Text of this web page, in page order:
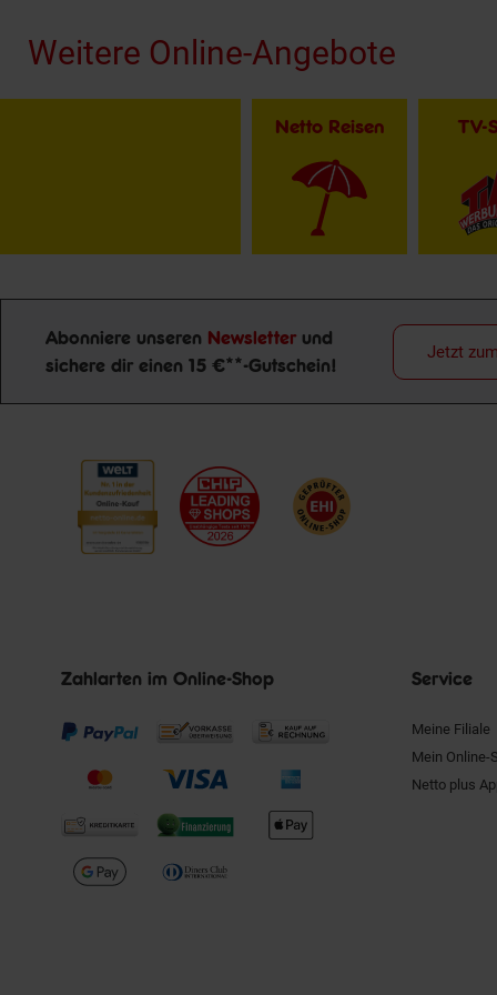
Weitere Online-Angebote
Netto Reisen TV-
Newsletter Anmeldung
Abonniere unseren Newsletter und
sichere dir einen 15 €**-Gutschein!
Jetzt
Zahlarten im Online-Shop Service
Meine Filiale
Mein Online-
Netto plus